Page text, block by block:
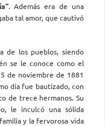
. Además era de una
tal amor, que cautivó
de los pueblos, siendo
se le conoce como el
de noviembre de 1881
día fue bautizado, con
de trece hermanos. Su
le inculcó una sólida
y la fervorosa vida